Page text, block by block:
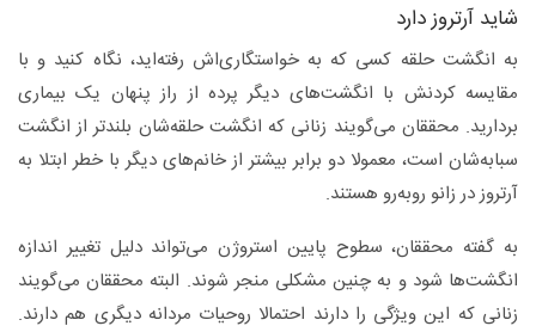
شاید آرتروز دارد
به انگشت حلقه کسی که به خواستگاری‌اش رفته‌اید، نگاه کنید و با
مقایسه کردنش با انگشت‌های دیگر پرده از راز پنهان یک بیماری
بردارید. محققان می‌گویند زنانی که‌ انگشت حلقه‌شان بلندتر از انگشت
سبابه‌شان است، معمولا دو برابر بیشتر از خانم‌های دیگر با خطر ابتلا به
آرتروز در زانو روبه‌رو هستند.
به گفته محققان، سطوح پایین استروژن می‌تواند دلیل تغییر اندازه
انگشت‌ها شود و به چنین مشکلی منجر شوند. البته محققان می‌گویند
زنانی که این ویژگی را دارند احتمالا روحیات مردانه دیگری هم دارند.